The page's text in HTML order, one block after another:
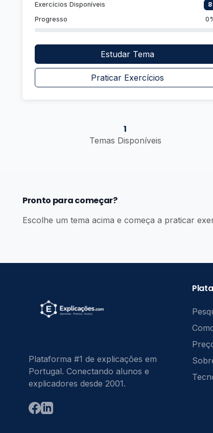
Exercícios Disponíveis
8
Progresso
Estudar Tema
Praticar Exercícios
1
Temas Disponíveis
Pronto para começar?
Escolhe um tema acima e começa a praticar
Plataforma #1 de explicações em
Portugal. Conectando alunos e
explicadores desde 2001.